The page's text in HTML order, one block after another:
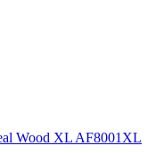
Wood XL AF8001XL